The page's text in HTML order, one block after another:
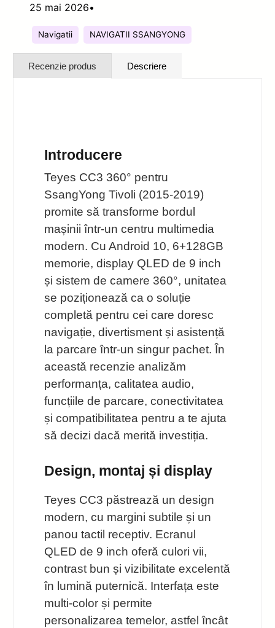
25 mai 2026•
Navigatii NAVIGATII SSANGYONG
Recenzie produs Descriere
Introducere
Teyes CC3 360° pentru
SsangYong Tivoli (2015-2019)
promite să transforme bordul
mașinii într-un centru multimedia
modern. Cu Android 10, 6+128GB
memorie, display QLED de 9 inch
și sistem de camere 360°, unitatea
se poziționează ca o soluție
completă pentru cei care doresc
navigație, divertisment și asistență
la parcare într-un singur pachet. În
această recenzie analizăm
performanța, calitatea audio,
funcțiile de parcare, conectivitatea
și compatibilitatea pentru a te ajuta
să decizi dacă merită investiția.
Design, montaj și display
Teyes CC3 păstrează un design
modern, cu margini subtile și un
panou tactil receptiv. Ecranul
QLED de 9 inch oferă culori vii,
contrast bun și vizibilitate excelentă
în lumină puternică. Interfața este
multi-color și permite
personalizarea temelor, astfel încât